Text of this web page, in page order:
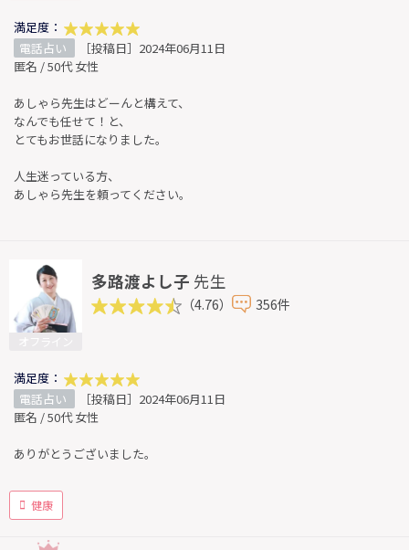
満足度：
電話占い
［投稿日］2024年06月11日
匿名 / 50代 女性
あしゃら先生はどーんと構えて、
なんでも任せて！と、
とてもお世話になりました。
人生迷っている方、
あしゃら先生を頼ってください。
多路渡よし子 先生
（4.76） 356件
満足度：
電話占い
［投稿日］2024年06月11日
匿名 / 50代 女性
ありがとうございました。
健康